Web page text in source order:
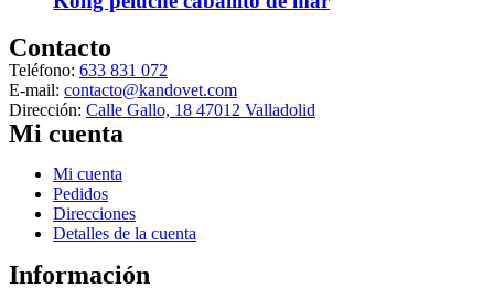
Contacto
Teléfono: 633 831 072
E-mail: contacto@kandovet.com
Dirección: Calle Gallo, 18 47012 Valladolid
Mi cuenta
Menú
Mi cuenta
Pedidos
Direcciones
Detalles de la cuenta
Información